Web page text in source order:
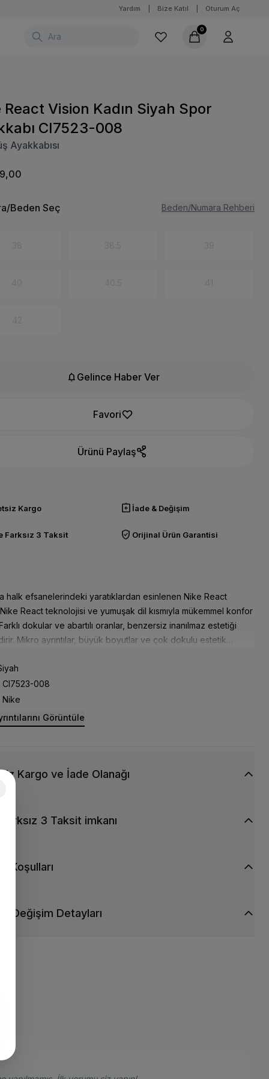
Yardım Bize Katıl Oturum Aç
0
React Vision Kadın Siyah Spor
CI7523-008
Ayakkabısı
Beden Seç Beden/Numara Rehberi
notifications Gelince Haber Ver
Favori
Ürünü Paylaş
Kargo assignment_return İade & Değişim
Farksız 3 Taksit verified_user Orijinal Ürün Garantisi
halk efsanelerindeki yaratıklardan esinlenen Nike React
React teknolojisi ve yumuşak dil kısmıyla mükemmel konfor
dokular ve abartılı oranlar, benzersiz inanılmaz estetiği
Mikro ayrıntılar, büyük boyutlar ve çok dokulu estetik
ve yumuşak kauçuk dış taban, topuktan buruna kadar gün
konfor sunar. Son derece yumuşak dil kısmı, daha
sağlar. TPU topuk klipsi topuğu korur ve görsel denge
CI7523-008
Nike
Görüntüle
Kargo ve İade Olanağı
Farksız 3 Taksit imkanı
Koşulları
Değişim Detayları